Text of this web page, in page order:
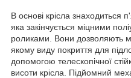
В основі крісла знаходиться
яка закінчується міцними
роликами. Вони дозволяють
якому виду покриття для
допомогою телескопічної
висоти крісла. Підйомний